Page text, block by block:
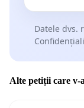
Datele dvs.
Alte petiții care v-